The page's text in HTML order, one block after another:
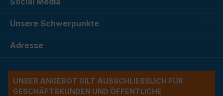
Unsere Schwerpunkte
Adresse
UNSER ANGEBOT GILT AUSSCHLIESSLICH FÜR G
ESCHÄFTSKUNDEN UND ÖFFENTLICHE A